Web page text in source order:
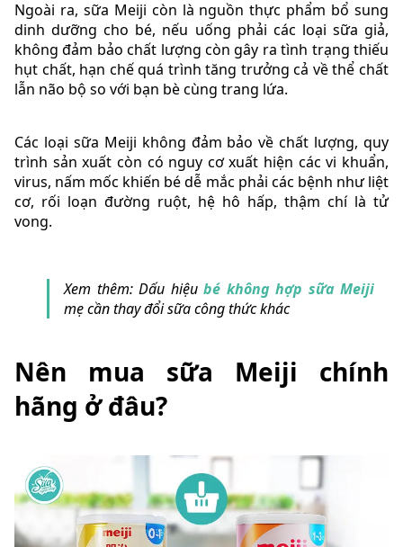
Ngoài ra, sữa Meiji còn là nguồn thực phẩm bổ sung
dinh dưỡng cho bé, nếu uống phải các loại sữa giả,
không đảm bảo chất lượng còn gây ra tình trạng thiếu
hụt chất, hạn chế quá trình tăng trưởng cả về thể chất
lẫn não bộ so với bạn bè cùng trang lứa.
Các loại sữa Meiji không đảm bảo về chất lượng, quy
trình sản xuất còn có nguy cơ xuất hiện các vi khuẩn,
virus, nấm mốc khiến bé dễ mắc phải các bệnh như liệt
cơ, rối loạn đường ruột, hệ hô hấp, thậm chí là tử
vong.
Xem thêm: Dấu hiệu bé không hợp sữa Meiji
mẹ cần thay đổi sữa công thức khác
Nên mua sữa Meiji chính
hãng ở đâu?